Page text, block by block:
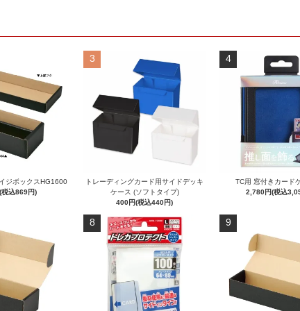
ジボックスHG1600
込869円)
3
トレーディングカード用サイドデッキ
ケース (ソフトタイプ)
400円(税込440円)
4
TC用 窓付きカード
2,780円(税込
8 9